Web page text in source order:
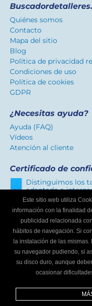
Quiénes somos
Contacto
Mapa del sitio
Blog
Política de privacidad
Condiciones de uso
Política de cookies
GDPR
¿Necesitas ayuda?
Ayuda (FAQ)
Vídeos
Atención al cliente
Certificado de
Distinguimos los
adaptado a
¿Eres un taller
Escríbenos y te
Buscador de talleres.
Infórmate
Este sitio web utiliza
información con la finalidad
publicidad relacionada
hábitos de navegación. Si
la instalación de las
su navegador pudiendo, si
su disco duro, aunque
ocasionar